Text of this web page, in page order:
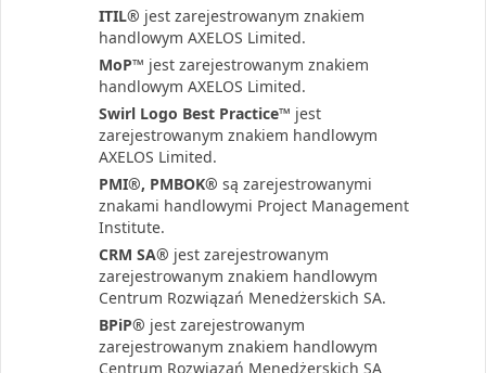
ITIL® jest zarejestrowanym znakiem
handlowym AXELOS Limited.
MoP™ jest zarejestrowanym znakiem
handlowym AXELOS Limited.
Swirl Logo Best Practice™ jest
zarejestrowanym znakiem handlowym
AXELOS Limited.
PMI®, PMBOK® są zarejestrowanymi
znakami handlowymi Project Management
Institute.
CRM SA® jest zarejestrowanym
zarejestrowanym znakiem handlowym
Centrum Rozwiązań Menedżerskich SA.
BPiP® jest zarejestrowanym
zarejestrowanym znakiem handlowym
Centrum Rozwiązań Menedżerskich SA